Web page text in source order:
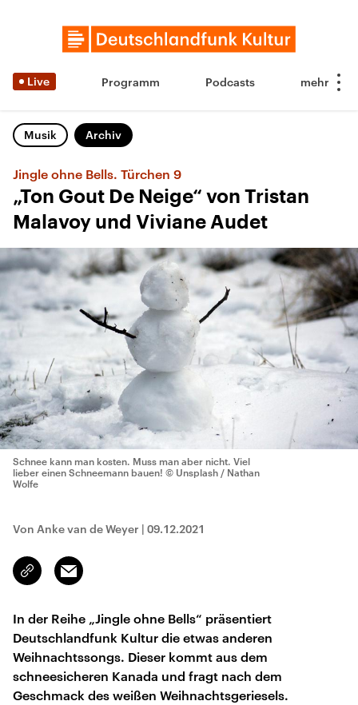
Live Programm Podcasts
Musik Archiv
Jingle ohne Bells. Türchen 9
„Ton Gout De Neige“ von Tristan
Malavoy und Viviane Audet
Schnee kann man kosten. Muss man aber nicht. Viel
lieber einen Schneemann bauen! © Unsplash / Nathan
Wolfe
Von Anke van de Weyer | 09.12.2021
Link
kopieren/teilen
Email
In der Reihe „Jingle ohne Bells“ präsentiert
Deutschlandfunk Kultur die etwas anderen
Weihnachtssongs. Dieser kommt aus dem
schneesicheren Kanada und fragt nach dem
Geschmack des weißen Weihnachtsgeriesels.